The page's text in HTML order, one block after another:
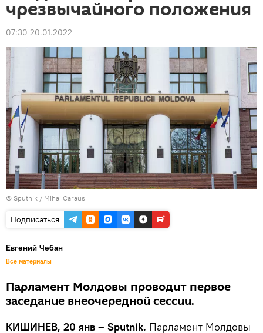
чрезвычайного положения
07:30 20.01.2022
© Sputnik / Mihai Caraus
Подписаться
Евгений Чебан
Все материалы
Парламент Молдовы проводит первое
заседание внеочередной сессии.
КИШИНЕВ, 20 янв – Sputnik. Парламент Молдовы